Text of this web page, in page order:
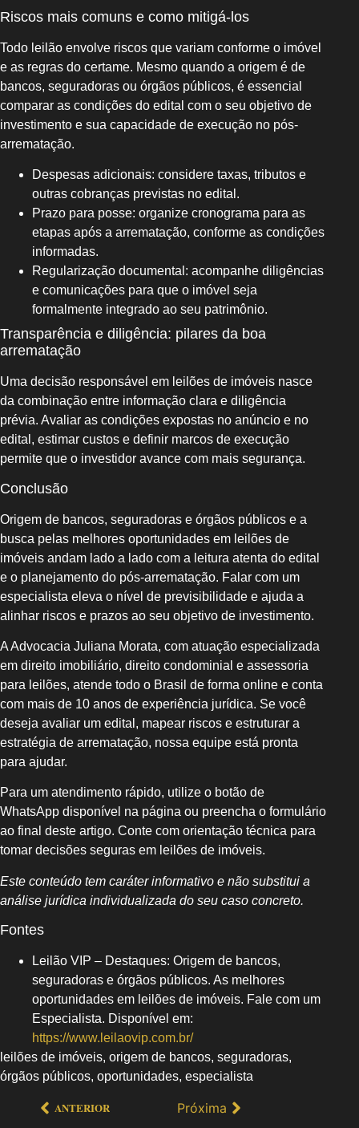
Riscos mais comuns e como mitigá-los
Todo leilão envolve riscos que variam conforme o imóvel
e as regras do certame. Mesmo quando a origem é de
bancos, seguradoras ou órgãos públicos, é essencial
comparar as condições do edital com o seu objetivo de
investimento e sua capacidade de execução no pós-
arrematação.
Despesas adicionais: considere taxas, tributos e
outras cobranças previstas no edital.
Prazo para posse: organize cronograma para as
etapas após a arrematação, conforme as condições
informadas.
Regularização documental: acompanhe diligências
e comunicações para que o imóvel seja
formalmente integrado ao seu patrimônio.
Transparência e diligência: pilares da boa
arrematação
Uma decisão responsável em leilões de imóveis nasce
da combinação entre informação clara e diligência
prévia. Avaliar as condições expostas no anúncio e no
edital, estimar custos e definir marcos de execução
permite que o investidor avance com mais segurança.
Conclusão
Origem de bancos, seguradoras e órgãos públicos e a
busca pelas melhores oportunidades em leilões de
imóveis andam lado a lado com a leitura atenta do edital
e o planejamento do pós-arrematação. Falar com um
especialista eleva o nível de previsibilidade e ajuda a
alinhar riscos e prazos ao seu objetivo de investimento.
A Advocacia Juliana Morata, com atuação especializada
em direito imobiliário, direito condominial e assessoria
para leilões, atende todo o Brasil de forma online e conta
com mais de 10 anos de experiência jurídica. Se você
deseja avaliar um edital, mapear riscos e estruturar a
estratégia de arrematação, nossa equipe está pronta
para ajudar.
Para um atendimento rápido, utilize o botão de
WhatsApp disponível na página ou preencha o formulário
ao final deste artigo. Conte com orientação técnica para
tomar decisões seguras em leilões de imóveis.
Este conteúdo tem caráter informativo e não substitui a
análise jurídica individualizada do seu caso concreto.
Fontes
Leilão VIP – Destaques: Origem de bancos,
seguradoras e órgãos públicos. As melhores
oportunidades em leilões de imóveis. Fale com um
Especialista. Disponível em:
https://www.leilaovip.com.br/
leilões de imóveis, origem de bancos, seguradoras,
órgãos públicos, oportunidades, especialista
ANTERIOR Próxima